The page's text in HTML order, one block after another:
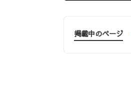
掲載中のページ